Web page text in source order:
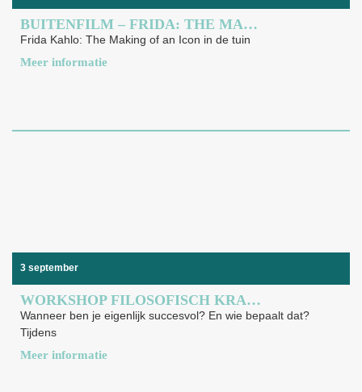
BUITENFILM – FRIDA: THE MAKING OF AN ICON
Frida Kahlo: The Making of an Icon in de tuin
Meer informatie
3 september
WORKSHOP FILOSOFISCH KRALENSPEL: WAT BETEKENT SUCCES VOOR JOU?
Wanneer ben je eigenlijk succesvol? En wie bepaalt dat?
Tijdens
Meer informatie